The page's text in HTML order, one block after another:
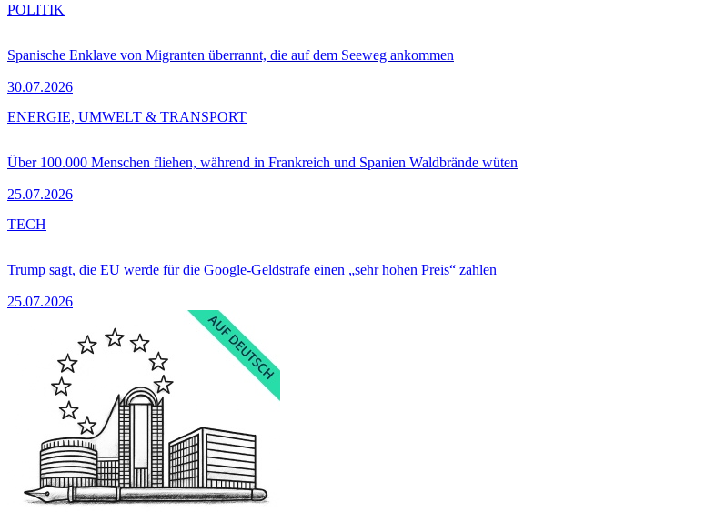
Spanische Enklave von Migranten überrannt, die auf dem Seeweg ankommen
30.07.2026
POLITIK
Über 100.000 Menschen fliehen, während in Frankreich und Spanien Waldbrände wüten
25.07.2026
ENERGIE, UMWELT & TRANSPORT
Trump sagt, die EU werde für die Google-Geldstrafe einen „sehr hohen Preis“ zahlen
25.07.2026
TECH